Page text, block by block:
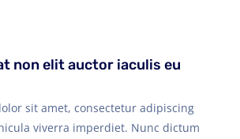
non elit auctor iaculis eu
sit amet, consectetur adipiscing
viverra imperdiet. Nunc dictum